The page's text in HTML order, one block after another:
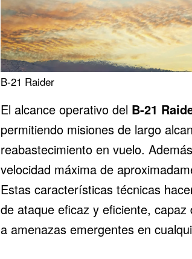
B-21 Raider
El alcance operativo del B-21
permitiendo misiones de largo
reabastecimiento en vuelo.
velocidad máxima de
Estas características técnicas
de ataque eficaz y eficiente,
a amenazas emergentes en